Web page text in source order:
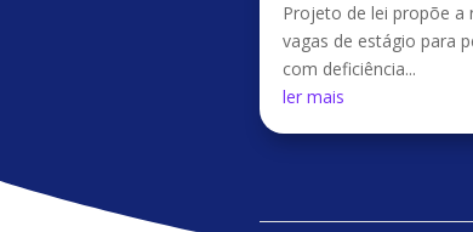
Projeto de lei propõe a
vagas de estágio para
com deficiência...
ler mais